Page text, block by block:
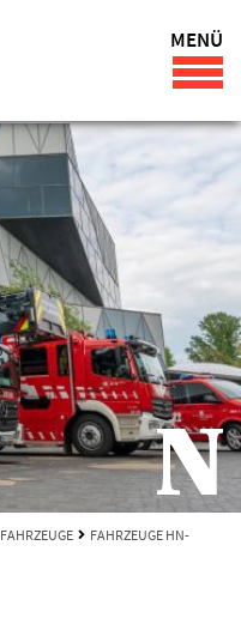
MENÜ
FAHRZEUGE
FAHRZEUGE HN-